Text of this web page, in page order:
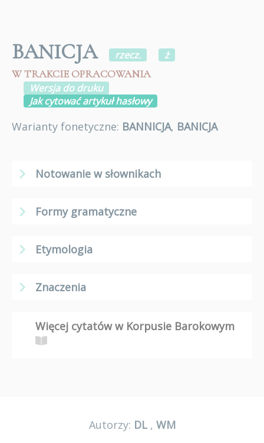
BANICJA rzecz.
ż
W TRAKCIE OPRACOWANIA
Wersja do druku
Jak cytować artykuł hasłowy
Warianty fonetyczne: BANNICJA, BANICJA
Notowanie w słownikach
Formy gramatyczne
Etymologia
Znaczenia
Więcej cytatów w Korpusie Barokowym
Autorzy: DL, WM